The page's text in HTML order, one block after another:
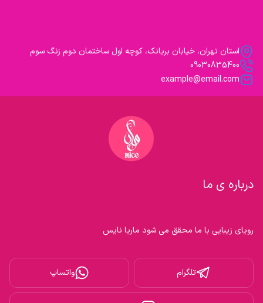
درباره ی ما
رویای زیبایی با ما محقق می شود ماریا نایس
تلگرام واتساپ
استان تهران، خیابان بریانک، کوچه اول ساختمان دوم زنگ سوم
09030835400
example@email.com